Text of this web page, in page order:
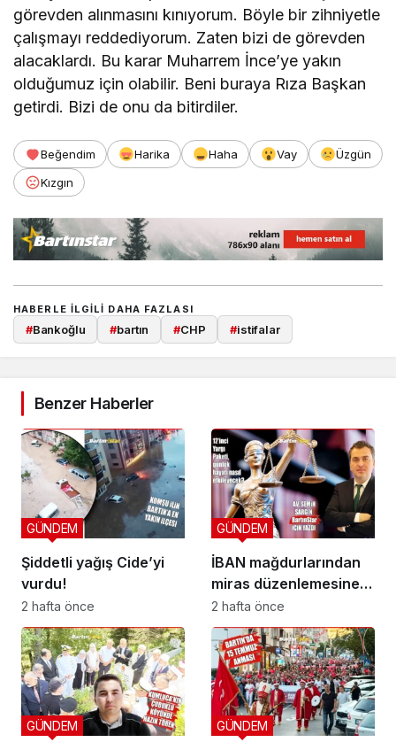
görevden alınmasını kınıyorum. Böyle bir zihniyetle
çalışmayı reddediyorum. Zaten bizi de görevden
alacaklardı. Bu karar Muharrem İnce’ye yakın
olduğumuz için olabilir. Beni buraya Rıza Başkan
getirdi. Bizi de onu da bitirdiler.
Beğendim Harika Haha Vay
Üzgün
Kızgın
HABERLE ILGILI DAHA FAZLASI
#Bankoğlu #bartın #CHP #istifalar
Benzer Haberler
Şiddetli yağış Cide’yi
vurdu!
GÜNDEM
2 hafta önce
İBAN mağdurlarından
miras düzenlemesine
yeni yargı düzeni
GÜNDEM
2 hafta önce
GÜNDEM GÜNDEM